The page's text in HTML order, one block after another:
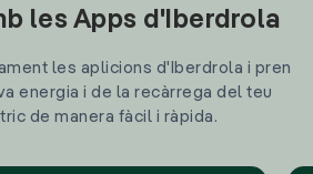
les Apps d'Iberdrola
les aplicions d'Iberdrola i pren
energia i de la recàrrega del teu
de manera fàcil i ràpida.